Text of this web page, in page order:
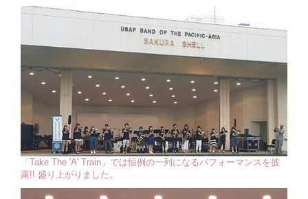
「Take The 'A' Train」では恒例の一列になるパフォーマンスを披
露!! 盛り上がりました。